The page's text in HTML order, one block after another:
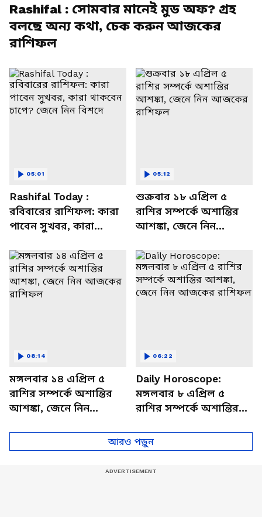
Rashifal : সোমবার মানেই মুড অফ? গ্রহ
বলছে অন্য কথা, চেক করুন আজকের
রাশিফল
Rashifal Today :
রবিবারের রাশিফল: কারা
পাবেন সুখবর, কারা
বিশদে
05:01
শুক্রবার ১৮ এপ্রিল ৫
রাশির সম্পর্কে অশান্তির
আশঙ্কা, জেনে নিন
05:12
মঙ্গলবার ১৪ এপ্রিল ৫
রাশির সম্পর্কে অশান্তির
আশঙ্কা, জেনে নিন
08:14
Daily Horoscope:
মঙ্গলবার ৮ এপ্রিল ৫
রাশির সম্পর্কে অশান্তির
আজকের রাশিফল
06:22
আরও পড়ুন